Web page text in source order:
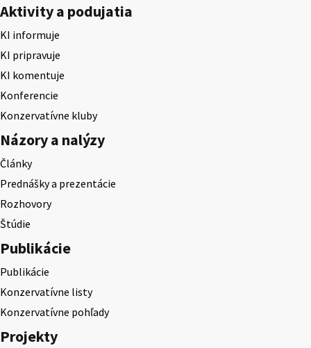
Aktivity a podujatia
KI informuje
KI pripravuje
KI komentuje
Konferencie
Konzervatívne kluby
Názory a nalýzy
Články
Prednášky a prezentácie
Rozhovory
Štúdie
Publikácie
Publikácie
Konzervatívne listy
Konzervatívne pohľady
Projekty